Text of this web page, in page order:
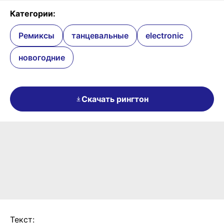
Категории:
Ремиксы танцевальные electronic
новогодние
Скачать рингтон
Текст: